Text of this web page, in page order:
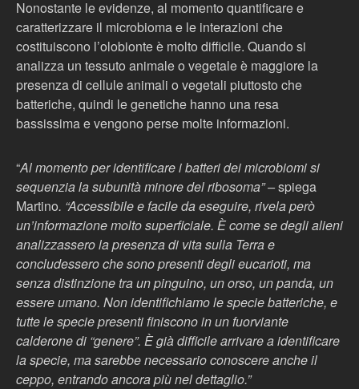
Nonostante le evidenze, al momento quantificare e
caratterizzare il microbioma e le interazioni che
costituiscono l’olobionte è molto difficile. Quando si
analizza un tessuto animale o vegetale è maggiore la
presenza di cellule animali o vegetali piuttosto che
batteriche, quindi le genetiche hanno una resa
bassissima e vengono perse molte informazioni.
“Al momento per identificare i batteri dei microbiomi si
sequenzia la subunità minore del ribosoma” –spiega
Martino. “Accessibile e facile da eseguire, rivela però
un’informazione molto superficiale. È come se degli alieni
analizzassero la presenza di vita sulla Terra e
concludessero che sono presenti degli eucarioti, ma
senza distinzione tra un pinguino, un orso, un panda, un
essere umano. Non identifichiamo le specie batteriche, e
tutte le specie presenti finiscono in un fuorviante
calderone di “genere”. È già difficile arrivare a identificare
la specie, ma sarebbe necessario conoscere anche il
ceppo, entrando ancora più nel dettaglio.”